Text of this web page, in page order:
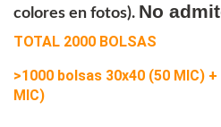
colores en fotos). No
TOTAL 2000 BOLSAS
>1000 bolsas 30x40 (50 MIC)
MIC)